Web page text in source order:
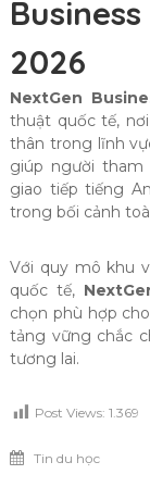
2026
NextGen
thuật quốc tế,
thân trong lĩnh
giúp người tham
giao tiếp tiếng
trong bối cảnh
Với quy mô khu
quốc tế,
chọn phù hợp
tảng vững chắc
tương lai.
Post Views: 1.369
Tin du học